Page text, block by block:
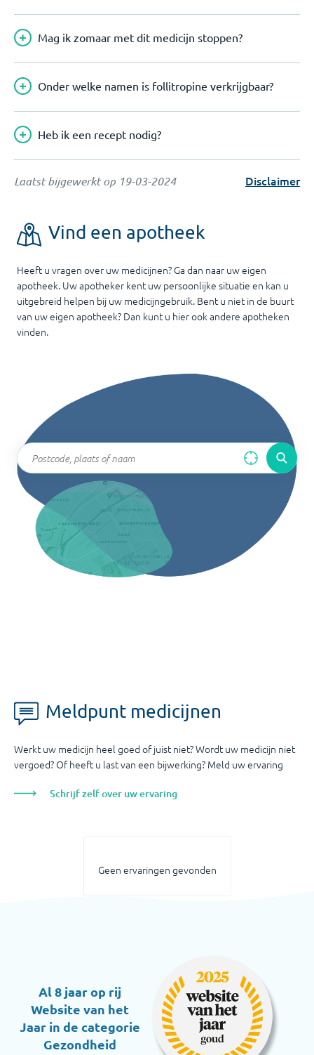
Mag ik zomaar met dit medicijn stoppen?
Onder welke namen is follitropine verkrijgbaar?
Heb ik een recept nodig?
Laatst bijgewerkt op 19-03-2024 Disclaimer
Vind een apotheek
Heeft u vragen over uw medicijnen? Ga dan naar uw eigen
apotheek. Uw apotheker kent uw persoonlijke situatie en kan u
uitgebreid helpen bij uw medicijngebruik. Bent u niet in de buurt
van uw eigen apotheek? Dan kunt u hier ook andere apotheken
vinden.
Meldpunt medicijnen
Werkt uw medicijn heel goed of juist niet? Wordt uw medicijn niet
vergoed? Of heeft u last van een bijwerking? Meld uw ervaring
Schrijf zelf over uw ervaring
Geen ervaringen gevonden
Al 8 jaar op rij
Website van het
Jaar in de categorie
Gezondheid